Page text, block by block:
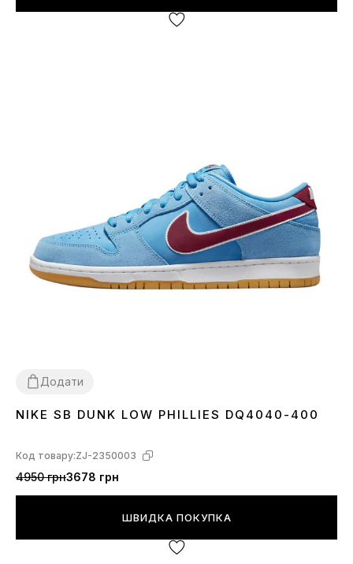
Додати
3637 38394041 42 4344
NIKE SB DUNK LOW PHILLIES DQ4040-400
Код товару:ZJ-2350003
4950 грн3678 грн
ШВИДКА ПОКУПКА